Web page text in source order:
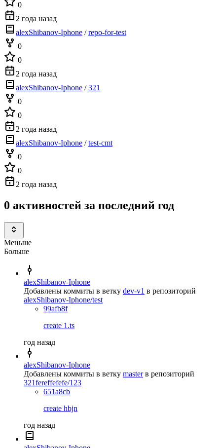
0
2 года назад
alexShibanov-Iphone /repo-for-test
0
0
2 года назад
alexShibanov-Iphone /321
0
0
2 года назад
alexShibanov-Iphone /test-cmt
0
0
2 года назад
0 активностей за последний год
Меньше
Больше
alexShibanov-Iphone
Добавлены коммиты в ветку dev-v1 в репозиторий
alexShibanov-Iphone/test
99afb8f
create 1.ts
год назад
alexShibanov-Iphone
Добавлены коммиты в ветку master в репозиторий
321fereffefefe/123
651a8cb
create hbjn
год назад